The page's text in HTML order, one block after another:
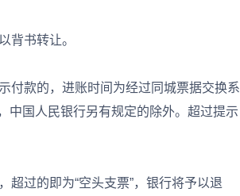
书转让。
款的，进账时间为经过同城票据交换系
中国人民银行另有规定的除外。超过提示
过的即为“空头支票”，银行将予以退